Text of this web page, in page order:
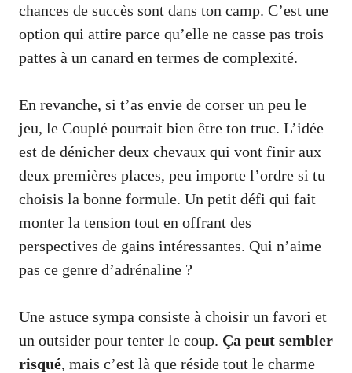
chances de succès sont dans ton camp. C’est une
option qui attire parce qu’elle ne casse pas trois
pattes à un canard en termes de complexité.
En revanche, si t’as envie de corser un peu le
jeu, le Couplé pourrait bien être ton truc. L’idée
est de dénicher deux chevaux qui vont finir aux
deux premières places, peu importe l’ordre si tu
choisis la bonne formule. Un petit défi qui fait
monter la tension tout en offrant des
perspectives de gains intéressantes. Qui n’aime
pas ce genre d’adrénaline ?
Une astuce sympa consiste à choisir un favori et
un outsider pour tenter le coup. Ça peut sembler
risqué, mais c’est là que réside tout le charme